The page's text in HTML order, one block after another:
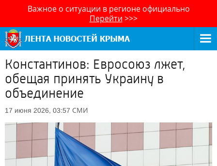
Важное о ситуации в регионе официально
Перейти >>>
Константинов: Евросоюз лжет,
обещая принять Украину в
объединение
17 июня 2026, 03:57 СМИ